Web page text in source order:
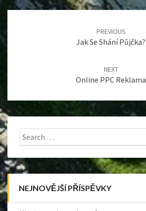
navigation
PREVIOUS
Jak Se Shání Půjčka?
NEXT
Online PPC Reklama
Search
for:
NEJNOVĚJŠÍ PŘÍSPĚVKY